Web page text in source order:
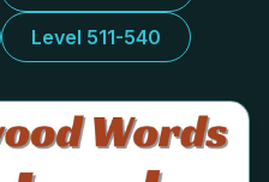
Level 511-540